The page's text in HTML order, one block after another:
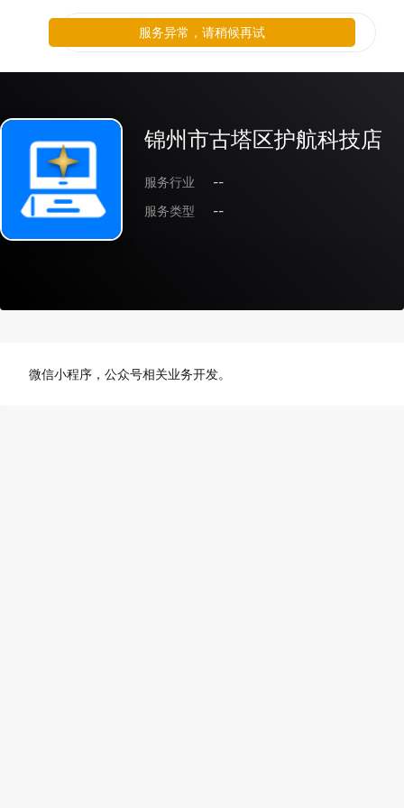
锦州市古塔区护航科技店
服务行业
--
服务类型
--
微信小程序，公众号相关业务开发。
服务异常，请稍候再试